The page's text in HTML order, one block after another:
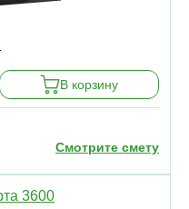
В корзину
Смотрите смету
3600